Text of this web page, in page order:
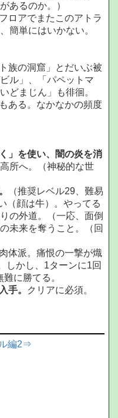
あるのか。）
ロアでまたこのアトラ
簡単にはいかない。
族の洞窟」とだいぶ被
ル」、「パペットマ
どまじん」も徘徊。
ある。なかなかの頻度
」を使い、闇の炎を消
所へ。（神秘的な世
（推奨レベル29、難易
（顔は牛）。やってる
の外道。（一応、面倒
未来を奪うこと。（回
体派。痛恨の一撃が熾
しかし、1ターンに1回
に勝てる。
手。 クリアに必須。
編2⇒